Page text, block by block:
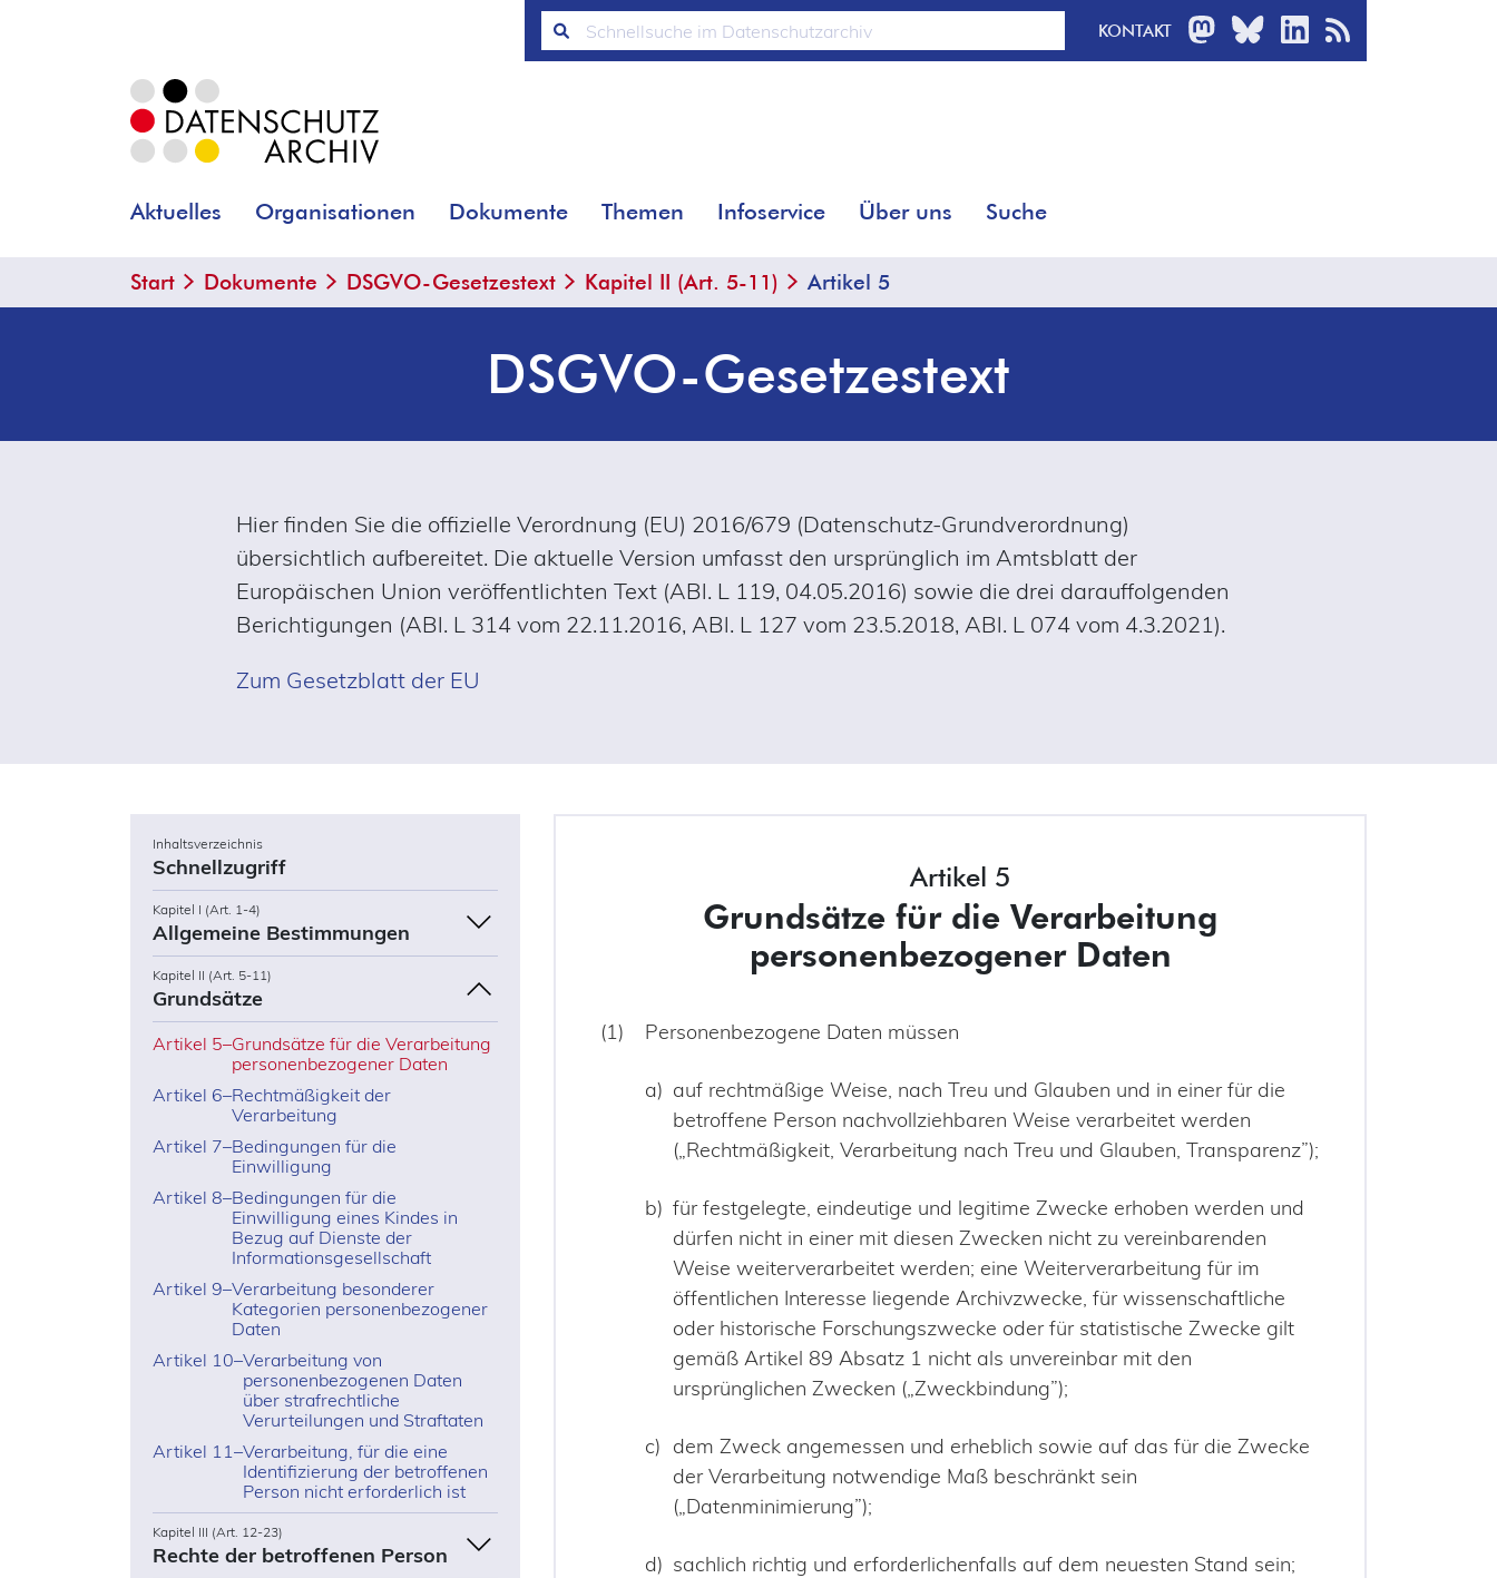
KONTAKT MASTODON
BLUESKYLINKEDIN
Aktuelles Organisationen Dokumente Themen Infoservice Über uns Suche
Start Dokumente DSGVO-Gesetzestext Kapitel II (Art. 5-11) Artikel 5
DSGVO-Gesetzestext
Hier finden Sie die offizielle Verordnung (EU) 2016/679 (Datenschutz-Grundverordnung)
übersichtlich aufbereitet. Die aktuelle Version umfasst den ursprünglich im Amtsblatt der
Europäischen Union veröffentlichten Text (ABl. L 119, 04.05.2016) sowie die drei darauffolgenden
Berichtigungen (ABl. L 314 vom 22.11.2016, ABl. L 127 vom 23.5.2018, ABl. L 074 vom 4.3.2021).
Zum Gesetzblatt der EU
Inhaltsverzeichnis
Schnellzugriff
Kapitel I (Art. 1-4)
Allgemeine Bestimmungen
Kapitel II (Art. 5-11)
Grundsätze
Artikel 5–Grundsätze für die Verarbeitung
personenbezogener Daten
Artikel 6–Rechtmäßigkeit der
Verarbeitung
Artikel 7–Bedingungen für die
Einwilligung
Artikel 8–Bedingungen für die
Einwilligung eines Kindes in
Bezug auf Dienste der
Informationsgesellschaft
Artikel 9–Verarbeitung besonderer
Kategorien personenbezogener
Daten
Artikel 10–Verarbeitung von
personenbezogenen Daten
über strafrechtliche
Verurteilungen und Straftaten
Artikel 11–Verarbeitung, für die eine
Identifizierung der betroffenen
Person nicht erforderlich ist
Kapitel III (Art. 12-23)
Rechte der betroffenen Person
Artikel 5
Grundsätze für die Verarbeitung
personenbezogener Daten
Personenbezogene Daten müssen
auf rechtmäßige Weise, nach Treu und Glauben und in einer für die
betroffene Person nachvollziehbaren Weise verarbeitet werden
(„Rechtmäßigkeit, Verarbeitung nach Treu und Glauben, Transparenz”);
für festgelegte, eindeutige und legitime Zwecke erhoben werden und
dürfen nicht in einer mit diesen Zwecken nicht zu vereinbarenden
Weise weiterverarbeitet werden; eine Weiterverarbeitung für im
öffentlichen Interesse liegende Archivzwecke, für wissenschaftliche
oder historische Forschungszwecke oder für statistische Zwecke gilt
gemäß Artikel 89 Absatz 1 nicht als unvereinbar mit den
ursprünglichen Zwecken („Zweckbindung”);
dem Zweck angemessen und erheblich sowie auf das für die Zwecke
der Verarbeitung notwendige Maß beschränkt sein
(„Datenminimierung”);
sachlich richtig und erforderlichenfalls auf dem neuesten Stand sein;